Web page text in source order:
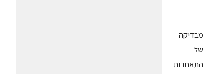
מבדיקה
של
התאחדות